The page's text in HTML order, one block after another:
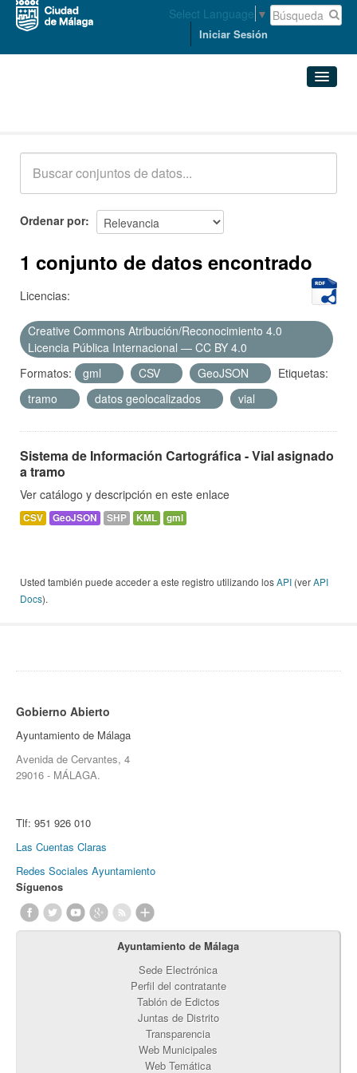
Select Language ▼
Iniciar Sesión
Acerca de
Ordenar por
1 conjunto de datos encontrado
Licencias:
Creative Commons Atribución/Reconocimiento 4.0
Licencia Pública Internacional — CC BY 4.0
Formatos:
gml CSV GeoJSON
Etiquetas:
tramo
datos geolocalizados vial
Sistema de Información Cartográfica - Vial asignado
a tramo
Ver catálogo y descripción en este enlace
CSV GeoJSON SHP KML gml
Usted también puede acceder a este registro utilizando losAPI (verAPI
Docs).
Gobierno Abierto
Ayuntamiento de Málaga
Avenida de Cervantes, 4
29016 - MÁLAGA.
Tlf: 951 926 010
Las Cuentas Claras
Redes Sociales Ayuntamiento
Síguenos
Ayuntamiento de Málaga
Sede Electrónica
Perfil del contratante
Tablón de Edictos
Juntas de Distrito
Transparencia
Web Municipales
Web Temática